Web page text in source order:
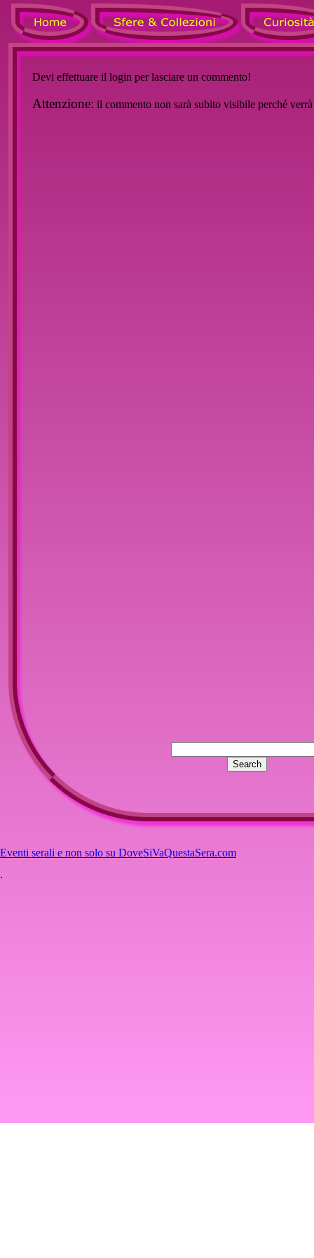
Devi effettuare il login per lasciare un commento!
Attenzione: il commento non sarà subito visibile perché
Eventi serali e non solo su DoveSiVaQuestaSera.com
.